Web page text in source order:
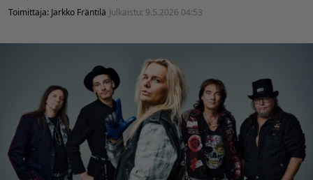
Toimittaja: Jarkko Fräntilä Julkaistu: 9.5.2026 04:53